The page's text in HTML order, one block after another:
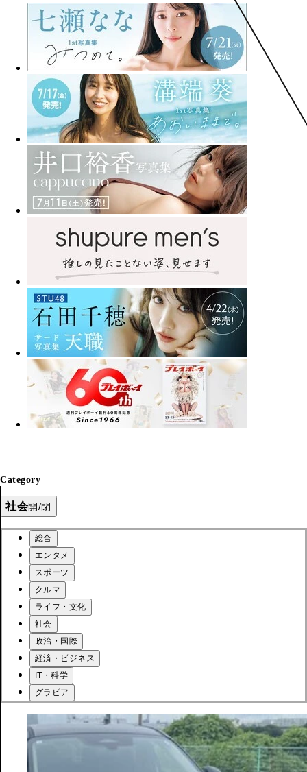
Category
社会開/閉
総合
エンタメ
スポーツ
クルマ
ライフ・文化
社会
政治・国際
経済・ビジネス
IT・科学
グラビア